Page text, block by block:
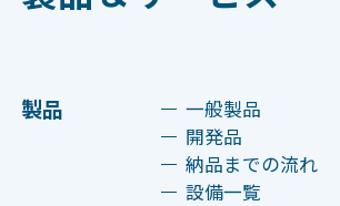
製品
一般製品
開発品
納品までの流れ
設備一覧